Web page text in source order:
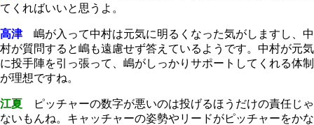
てくればいいと思うよ。
高津嶋が入って中村は元気に明るくなった気がしますし、中
村が質問すると嶋も遠慮せず答えているようです。中村が元気
に投手陣を引っ張って、嶋がしっかりサポートしてくれる体制
が理想ですね。
江夏 ピッチャーの数字が悪いのは投げるほうだけの責任じゃ
ないもんね。キャッチャーの姿勢やリードがピッチャーをかな